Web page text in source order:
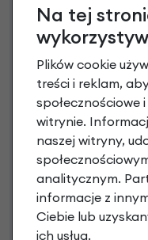
Raty
Na tej
Plików cookie
treści i reklam,
społecznościowe
witrynie.
naszej witryny,
analitycznym.
informacje z
Ciebie lub
ich usług.